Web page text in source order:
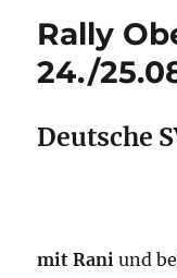
Rally
24./
Deutsche
mit Rani und